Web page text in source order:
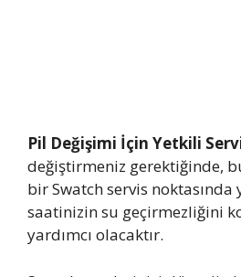
Pil Değişimi İçin Yetkili
değiştirmeniz gerektiğinde,
bir Swatch servis noktasında
saatinizin su geçirmezliğini
yardımcı olacaktır.